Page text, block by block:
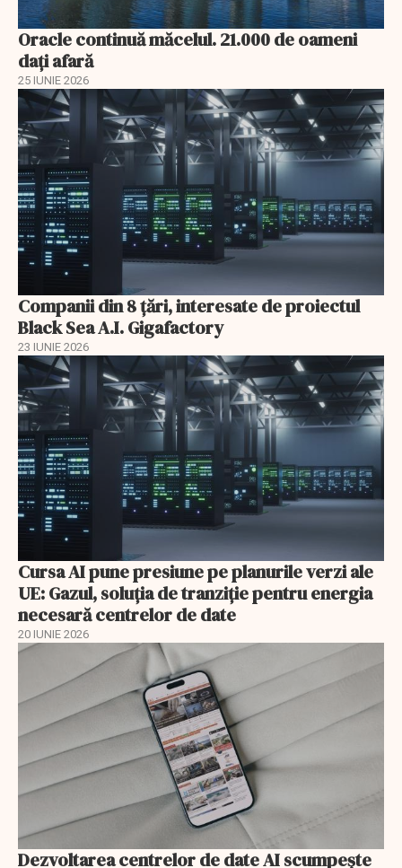
Oracle continuă măcelul. 21.000 de oameni
dați afară
25 IUNIE 2026
Companii din 8 țări, interesate de proiectul
Black Sea A.I. Gigafactory
23 IUNIE 2026
Cursa AI pune presiune pe planurile verzi ale
UE: Gazul, soluția de tranziție pentru energia
necesară centrelor de date
20 IUNIE 2026
Dezvoltarea centrelor de date AI scumpeşte